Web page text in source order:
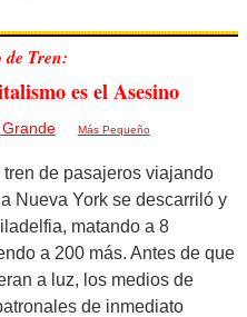
de Tren:
es el Asesino
Más Pequeño
tren de pasajeros viajando
Nueva York se descarriló y
matando a 8
a 200 más. Antes de que
a luz, los medios de
de inmediato